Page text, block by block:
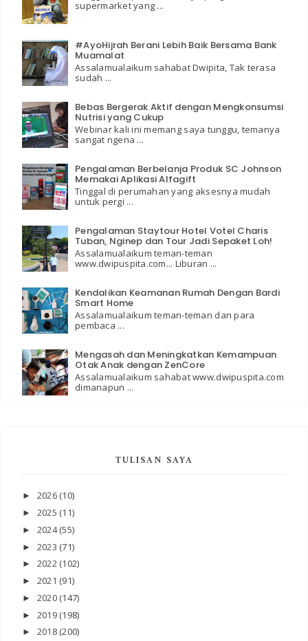
supermarket yang ...
#AyoHijrah Berani Lebih Baik Bersama Bank
Muamalat
Assalamualaikum sahabat Dwipita, Tak terasa
sudah ...
Bebas Bergerak Aktif dengan Mengkonsumsi
Nutrisi yang Cukup
Webinar kali ini memang saya tunggu, temanya
sangat ngena ...
Pengalaman Berbelanja Produk SC Johnson
Memakai Aplikasi Alfagift
Tinggal di perumahan yang aksesnya mudah
untuk pergi ...
Pengalaman Staytour Hotel Votel Charis
Tuban, Nginep dan Tour Jadi Sepaket Loh!
Assalamualaikum teman-teman
www.dwipuspita.com... Liburan ...
Kendalikan Keamanan Rumah Dengan Bardi
Smart Home
Assalamualaikum teman-teman dan para
pembaca ...
Mengasah dan Meningkatkan Kemampuan
Otak Anak dengan ZenCore
Assalamualaikum sahabat www.dwipuspita.com
dimanapun ...
TULISAN SAYA
► 2026 (10)
► 2025 (11)
► 2024(55)
► 2023 (71)
► 2022 (102)
► 2021 (91)
► 2020 (147)
► 2019 (198)
► 2018 (200)